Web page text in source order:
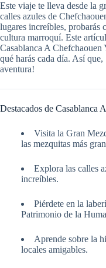
Este viaje te lleva desde la
calles azules de
lugares increíbles, probarás
cultura marroquí. Este
Casablanca A Chefchaouen
qué harás cada día. Así
aventura!
Destacados de Casablanca
Visita la Gran
las mezquitas más
Explora las calles
increíbles.
Piérdete en la
Patrimonio de la
Aprende sobre la
locales amigables.